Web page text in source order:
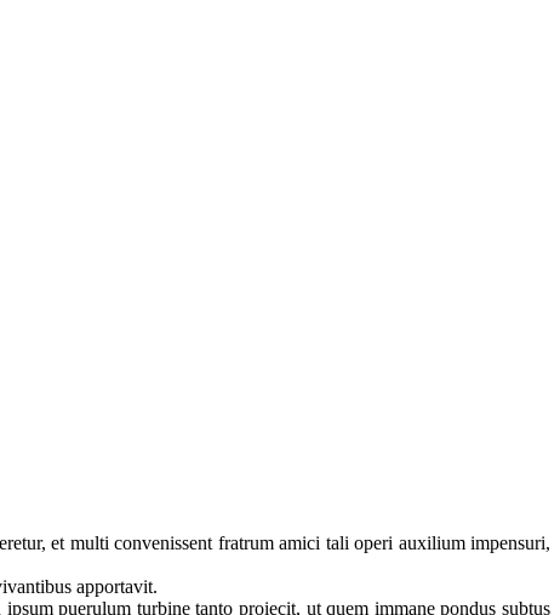
et multi convenissent fratrum amici tali operi auxilium impensuri,
apportavit.
puerulum turbine tanto proiecit, ut quem immane pondus subtus